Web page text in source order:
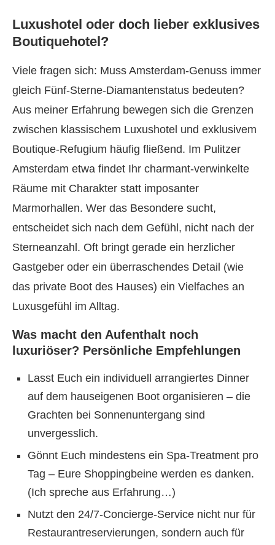
Luxushotel oder doch lieber exklusives
Boutiquehotel?
Viele fragen sich: Muss Amsterdam-Genuss immer
gleich Fünf-Sterne-Diamantenstatus bedeuten?
Aus meiner Erfahrung bewegen sich die Grenzen
zwischen klassischem Luxushotel und exklusivem
Boutique-Refugium häufig fließend. Im Pulitzer
Amsterdam etwa findet Ihr charmant-verwinkelte
Räume mit Charakter statt imposanter
Marmorhallen. Wer das Besondere sucht,
entscheidet sich nach dem Gefühl, nicht nach der
Sterneanzahl. Oft bringt gerade ein herzlicher
Gastgeber oder ein überraschendes Detail (wie
das private Boot des Hauses) ein Vielfaches an
Luxusgefühl im Alltag.
Was macht den Aufenthalt noch
luxuriöser? Persönliche Empfehlungen
Lasst Euch ein individuell arrangiertes Dinner
auf dem hauseigenen Boot organisieren – die
Grachten bei Sonnenuntergang sind
unvergesslich.
Gönnt Euch mindestens ein Spa-Treatment pro
Tag – Eure Shoppingbeine werden es danken.
(Ich spreche aus Erfahrung…)
Nutzt den 24/7-Concierge-Service nicht nur für
Restaurantreservierungen, sondern auch für